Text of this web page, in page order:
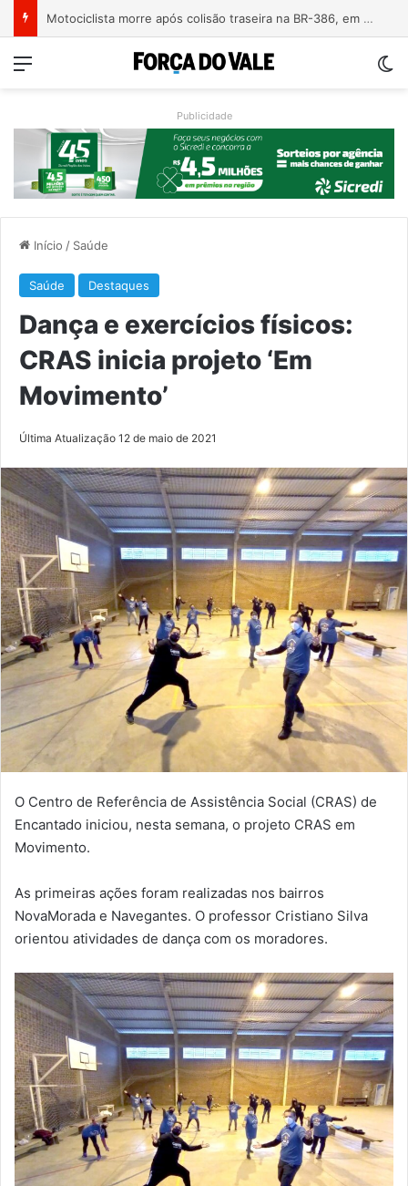
Motociclista morre após colisão traseira na BR-386, em Triunfo
Menu
Publicidade
Início / Saúde
Saúde Destaques
Dança e exercícios físicos:
CRAS inicia projeto ‘Em
Movimento’
Última Atualização 12 de maio de 2021
O Centro de Referência de Assistência Social (CRAS) de
Encantado iniciou, nesta semana, o projeto CRAS em
Movimento.
As primeiras ações foram realizadas nos bairros
NovaMorada e Navegantes. O professor Cristiano Silva
orientou atividades de dança com os moradores.